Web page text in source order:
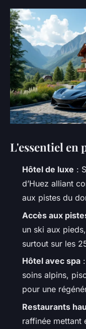
L'essentiel en
Hôtel de luxe :
d’Huez alliant
aux pistes du
Accès aux
un ski aux
surtout sur les
Hôtel avec spa
soins alpins,
pour une
Restaurants
raffinée mettant